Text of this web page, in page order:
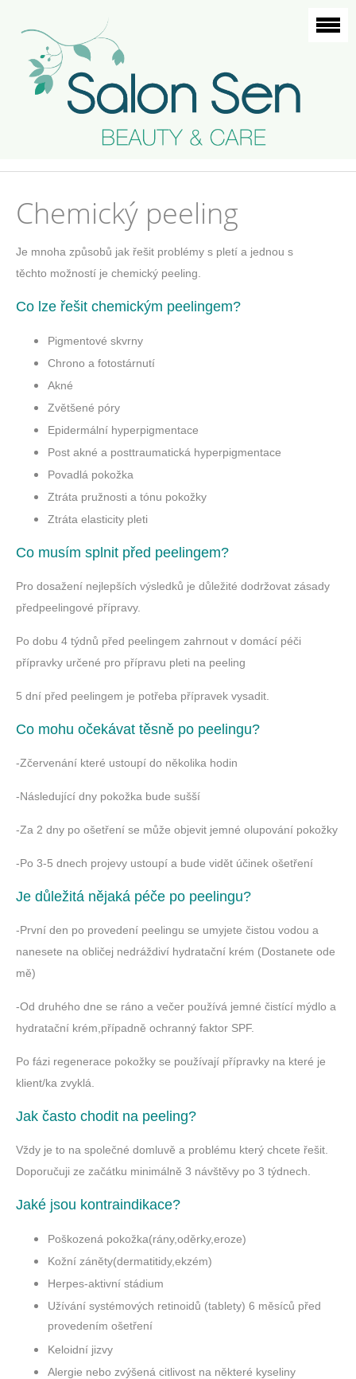
Chemický peeling
Je mnoha způsobů jak řešit problémy s pletí a jednou s
těchto možností je chemický peeling.
Co lze řešit chemickým peelingem?
Pigmentové skvrny
Chrono a fotostárnutí
Akné
Zvětšené póry
Epidermální hyperpigmentace
Post akné a posttraumatická hyperpigmentace
Povadlá pokožka
Ztráta pružnosti a tónu pokožky
Ztráta elasticity pleti
Co musím splnit před peelingem?
Pro dosažení nejlepších výsledků je důležité dodržovat zásady
předpeelingové přípravy.
Po dobu 4 týdnů před peelingem zahrnout v domácí péči
přípravky určené pro přípravu pleti na peeling
5 dní před peelingem je potřeba přípravek vysadit.
Co mohu očekávat těsně po peelingu?
-Zčervenání které ustoupí do několika hodin
-Následující dny pokožka bude sušší
-Za 2 dny po ošetření se může objevit jemné olupování pokožky
-Po 3-5 dnech projevy ustoupí a bude vidět účinek ošetření
Je důležitá nějaká péče po peelingu?
-První den po provedení peelingu se umyjete čistou vodou a
nanesete na obličej nedráždiví hydratační krém (Dostanete ode
mě)
-Od druhého dne se ráno a večer používá jemné čistící mýdlo a
hydratační krém, případně ochranný faktor SPF.
Po fázi regenerace pokožky se používají přípravky na které je
klient/ka zvyklá.
Jak často chodit na peeling?
Vždy je to na společné domluvě a problému který chcete řešit.
Doporučuji ze začátku minimálně 3 návštěvy po 3 týdnech.
Jaké jsou kontraindikace?
Poškozená pokožka(rány,oděrky,eroze)
Kožní záněty(dermatitidy,ekzém)
Herpes-aktivní stádium
Užívání systémových retinoidů (tablety) 6 měsíců před
provedením ošetření
Keloidní jizvy
Alergie nebo zvýšená citlivost na některé kyseliny